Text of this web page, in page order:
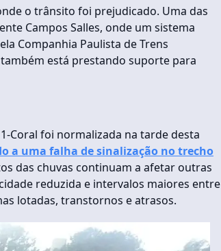
o trânsito foi prejudicado. Uma das
Campos Salles, onde um sistema
Companhia Paulista de Trens
está prestando suporte para
Coral foi normalizada na tarde desta
a uma falha de sinalização no trecho
das chuvas continuam a afetar outras
reduzida e intervalos maiores entre
lotadas, transtornos e atrasos.